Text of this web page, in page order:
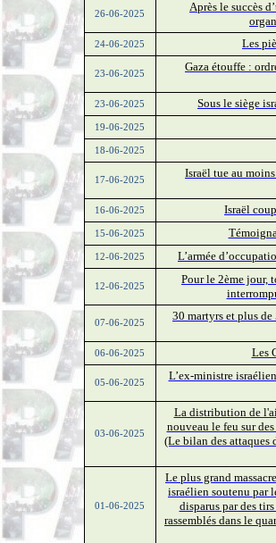
26-06-2025
Après le succès
24-06-2025 Les
23-06-2025
Gaza étouffe :
23-06-2025 Sous le siège
19-06-2025
18-06-2025
17-06-2025
Israël tue au
16-06-2025 Israël
15-06-2025
12-06-2025 L’armée
12-06-2025
Pour le 2ème jour,
07-06-2025
30 martyrs et plus
06-06-2025 Les
05-06-2025
L’ex-ministre
03-06-2025
La distribution de
nouveau le feu sur
(Le bilan des attaques
01-06-2025
Le plus grand
israélien soutenu par
disparus par des
rassemblés dans le